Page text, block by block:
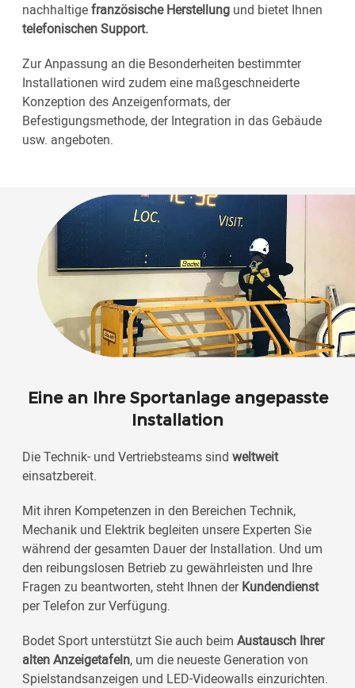
nachhaltigefranzösische Herstellung und bietet Ihnen
telefonischen Support.
Zur Anpassung an die Besonderheiten bestimmter
Installationen wird zudem eine maßgeschneiderte
Konzeption des Anzeigenformats, der
Befestigungsmethode, der Integration in das Gebäude
usw. angeboten.
Eine an Ihre Sportanlage angepasste
Installation
Die Technik- und Vertriebsteams sind weltweit
einsatzbereit.
Mit ihren Kompetenzen in den Bereichen Technik,
Mechanik und Elektrik begleiten unsere Experten Sie
während der gesamten Dauer der Installation. Und um
den reibungslosen Betrieb zu gewährleisten und Ihre
Fragen zu beantworten, steht Ihnen derKundendienst
per Telefon zur Verfügung.
Bodet Sport unterstützt Sie auch beim Austausch Ihrer
alten Anzeigetafeln, um die neueste Generation von
Spielstandsanzeigen und LED-Videowalls einzurichten.